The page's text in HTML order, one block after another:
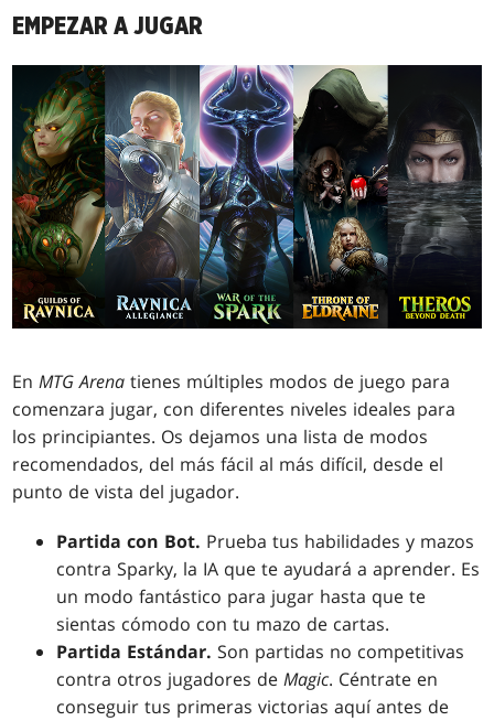
EMPEZAR A JUGAR
EnMTG Arena tienes múltiples modos de juego para
comenzara jugar, con diferentes niveles ideales para
los principiantes. Os dejamos una lista de modos
recomendados, del más fácil al más difícil, desde el
punto de vista del jugador.
Partida con Bot. Prueba tus habilidades y mazos
contra Sparky, la IA que te ayudará a aprender. Es
un modo fantástico para jugar hasta que te
sientas cómodo con tu mazo de cartas.
Partida Estándar. Son partidas no competitivas
contra otros jugadores deMagic. Céntrate en
conseguir tus primeras victorias aquí antes de